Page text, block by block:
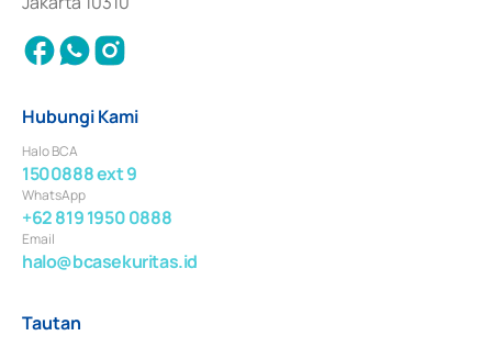
Hubungi Kami
Halo BCA
1500888 ext 9
WhatsApp
+62 819 1950 0888
Email
halo@bcasekuritas.id
Tautan